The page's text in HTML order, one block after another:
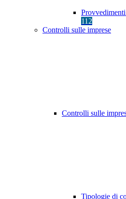
112
Controlli sulle imprese
Controlli sulle
Tipologie di